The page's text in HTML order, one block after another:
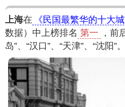
上海在 《民国最繁华的十大城
数据）中上榜排名 第一
，前
岛”、“汉口”、“天津”、“沈阳”。